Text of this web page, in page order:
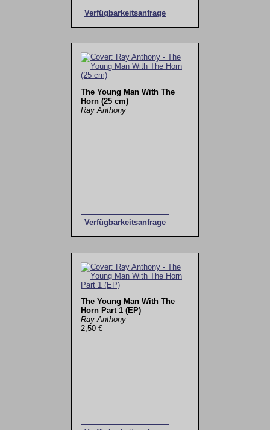
Verfügbarkeitsanfrage
The Young Man With The
Horn (25 cm)
Ray Anthony
Verfügbarkeitsanfrage
The Young Man With The
Horn Part 1 (EP)
Ray Anthony
2,50 €